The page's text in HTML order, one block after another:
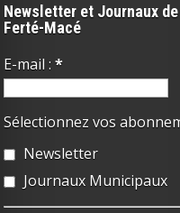
Newsletter et Journaux de
Ferté-Macé
E-mail : *
Sélectionnez vos
Newsletter
Journaux Municipaux